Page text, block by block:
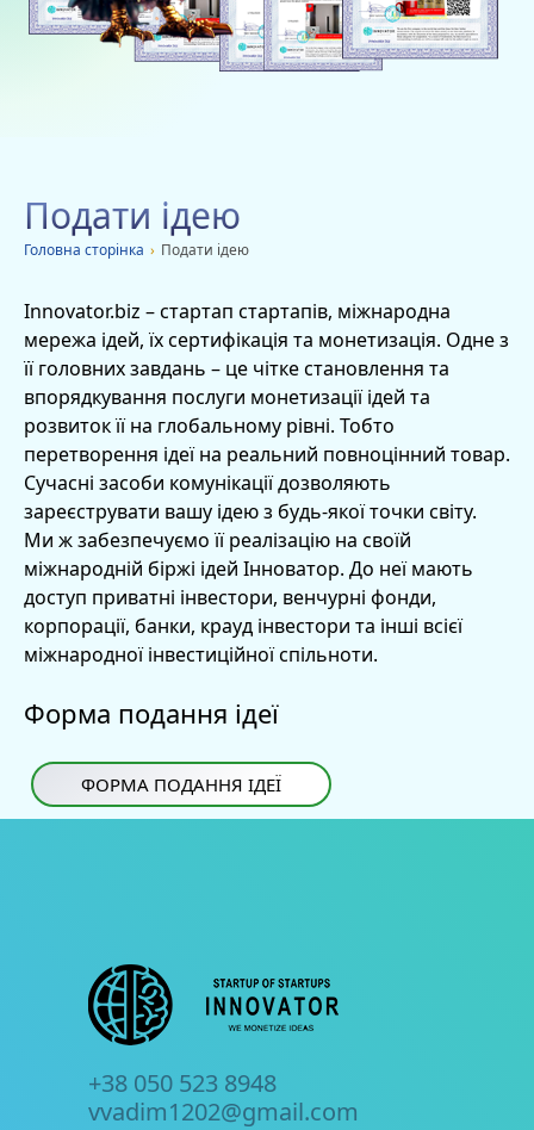
Благодійність
Оголошення
Подати ідею
Головна сторiнка › Подати ідею
Innovator.biz – стартап стартапів, міжнародна
мережа ідей, їх сертифікація та монетизація. Одне з
її головних завдань – це чітке становлення та
впорядкування послуги монетизації ідей та
розвиток її на глобальному рівні. Тобто
перетворення ідеї на реальний повноцінний товар.
Сучасні засоби комунікації дозволяють
зареєструвати вашу ідею з будь-якої точки світу.
Ми ж забезпечуємо її реалізацію на своїй
міжнародній біржі ідей Інноватор. До неї мають
доступ приватні інвестори, венчурні фонди,
корпорації, банки, крауд інвестори та інші всієї
міжнародної інвестиційної спільноти.
Форма подання ідеї
ФОРМА ПОДАННЯ ІДЕЇ
+38 050 523 8948
vvadim1202@gmail.com